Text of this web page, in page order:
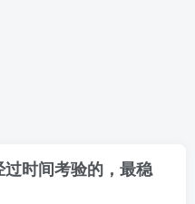
时间考验的，最稳